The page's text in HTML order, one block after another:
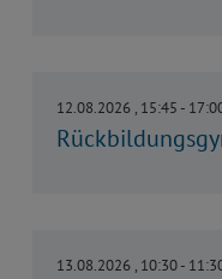
12.08.2026 , 15:45 -
13.08.2026 , 10:30 -